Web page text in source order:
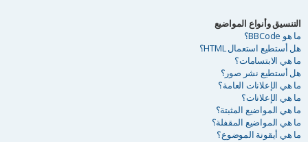
التنسيق وأنواع المواضيع
ما هو BBCode؟
هل أستطيع استعمال HTML؟
ما هي الابتسامات؟
هل أستطيع نشر صور؟
ما هي الإعلانات العامة؟
ما هي الإعلانات؟
ما هي المواضيع المثبتة؟
ما هي المواضيع المقفلة؟
ما هي أيقونة الموضوع؟